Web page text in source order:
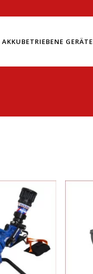
AKKUBETRIEBENE GERÄTE